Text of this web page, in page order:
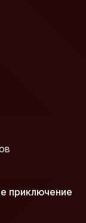
приключение